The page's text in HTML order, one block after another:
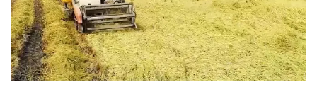
THỜI BÁO VTV